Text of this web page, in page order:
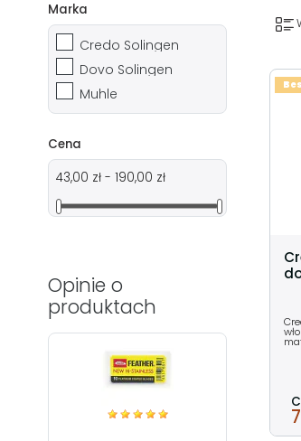
Marka
Credo Solingen
Dovo Solingen
Muhle
Cena
43,00 zł - 190,00 zł
Opinie o
produktach